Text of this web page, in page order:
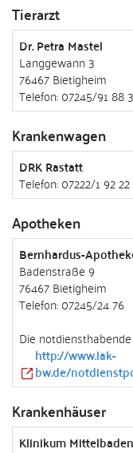
Tierarzt
Dr. Petra Mastel
Langgewann 3
76467 Bietigheim
Telefon: 07245/91 88
Krankenwagen
DRK Rastatt
Telefon: 07222/1 92 22
Apotheken
Bernhardus-
Badenstraße 9
76467 Bietigheim
Telefon: 07245/24 76
Die
http://www.lak-
bw.de/
Krankenhäuser
Klinikum Mittelbaden